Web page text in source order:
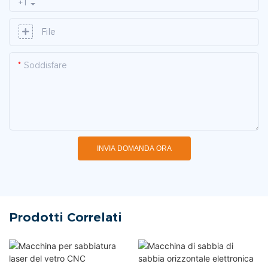
+1
File
Soddisfare
INVIA DOMANDA ORA
Prodotti Correlati